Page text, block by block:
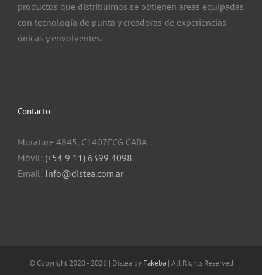
productos que distribuimos se obtienen áreas equipadas
con tecnología de punta y creadoras de experiencias
únicas y envolventes.
Contacto
Murature 4845, C1407FCG CABA
Móvil: (+54 9 11) 6399 4098
Email: Info@distea.com.ar
© Copyright 2020 - 2026 | Distea by Fakeba| All Rights Reserved